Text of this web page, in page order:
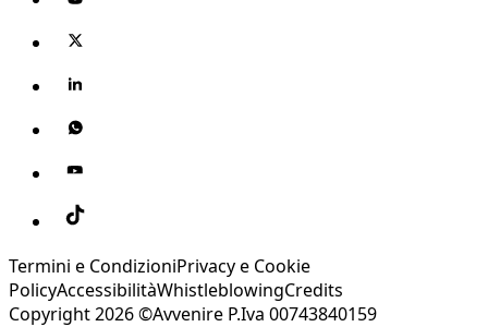
Termini e CondizioniPrivacy e Cookie
PolicyAccessibilitàWhistleblowingCredits
Copyright 2026 ©Avvenire P.Iva 00743840159